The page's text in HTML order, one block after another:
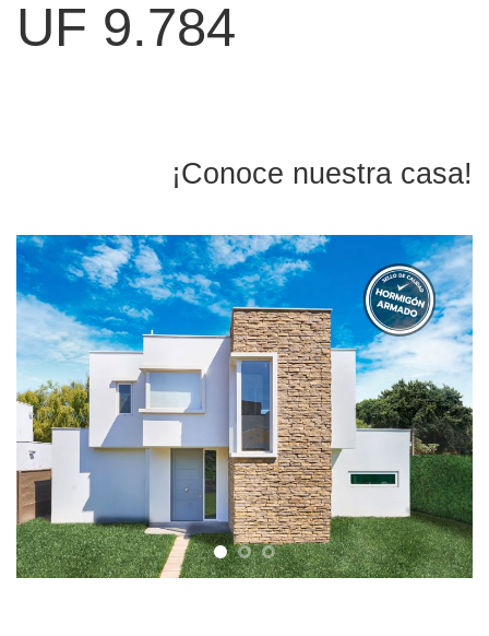
UF 9.784
¡Conoce nuestra casa!